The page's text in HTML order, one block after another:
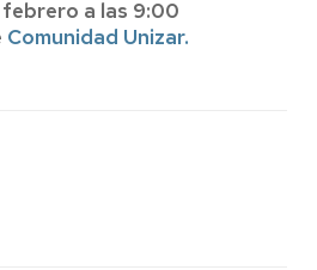
a las 9:00
Comunidad Unizar.